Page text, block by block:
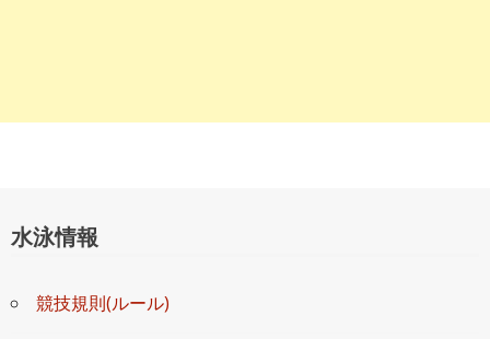
水泳情報
競技規則(ルール)